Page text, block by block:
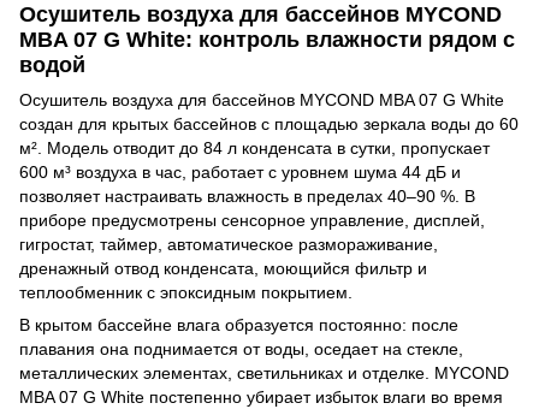
Осушитель воздуха для бассейнов MYCOND
MBA 07 G White: контроль влажности рядом с
водой
Осушитель воздуха для бассейнов MYCOND MBA 07 G White
создан для крытых бассейнов с площадью зеркала воды до 60
м². Модель отводит до 84 л конденсата в сутки, пропускает
600 м³ воздуха в час, работает с уровнем шума 44 дБ и
позволяет настраивать влажность в пределах 40–90 %. В
приборе предусмотрены сенсорное управление, дисплей,
гигростат, таймер, автоматическое размораживание,
дренажный отвод конденсата, моющийся фильтр и
теплообменник с эпоксидным покрытием.
В крытом бассейне влага образуется постоянно: после
плавания она поднимается от воды, оседает на стекле,
металлических элементах, светильниках и отделке. MYCOND
MBA 07 G White постепенно убирает избыток влаги во время